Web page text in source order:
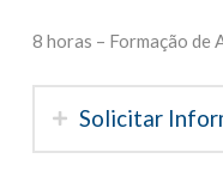
8 horas – Formação
Solicitar